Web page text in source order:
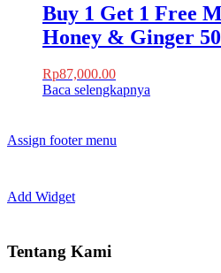
Buy 1 Get 1 Free
Honey & Ginger
Rp87,000.00
Baca selengkapnya
Assign footer menu
Add Widget
Tentang Kami